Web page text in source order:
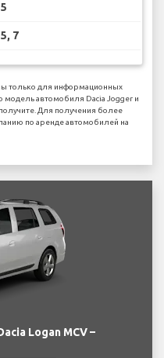
5
5, 7
только для информационных
автомобиля Dacia Jogger и
Для получения более
по аренде автомобилей на
Logan MCV –